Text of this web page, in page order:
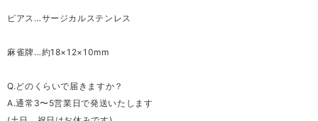
ピアス…サージカルステンレス
麻雀牌…約18×12×10mm
Q.どのくらいで届きますか？
A.通常3〜5営業日で発送いたします